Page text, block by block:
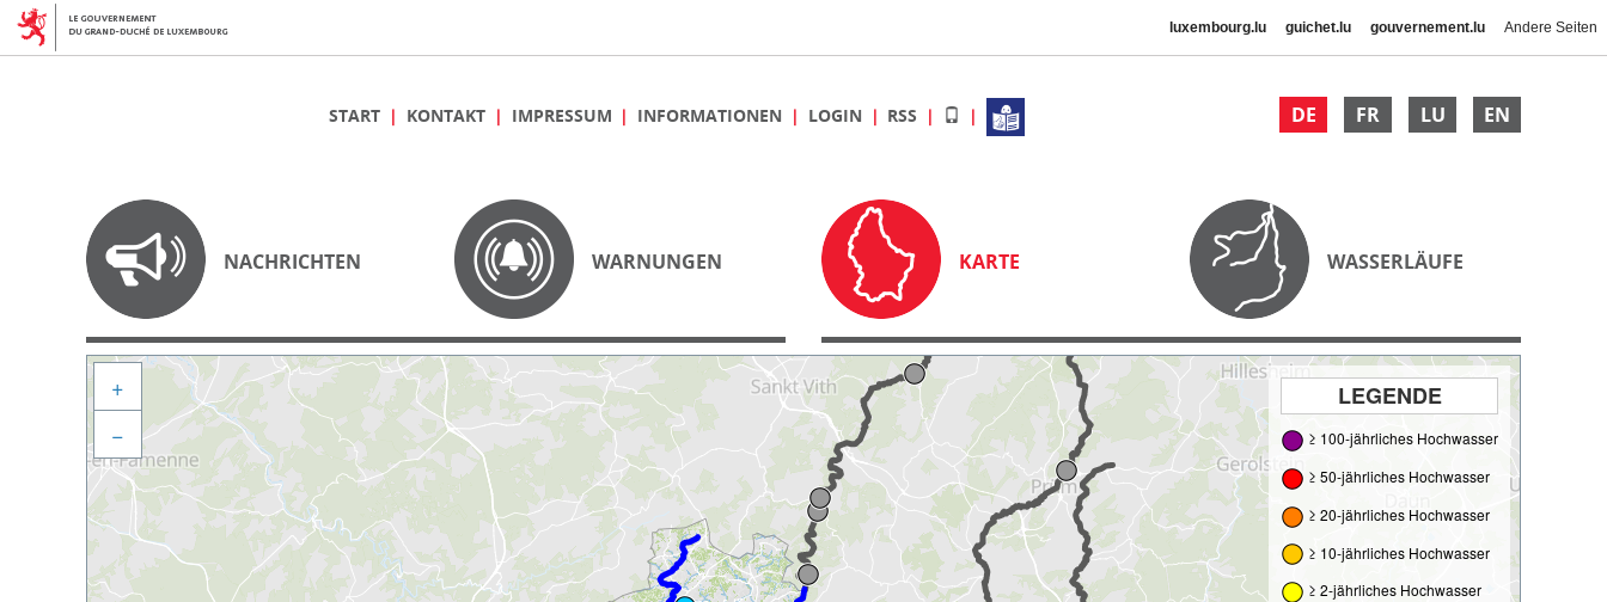
luxembourg.lu guichet.lu gouvernement.lu Andere Seiten
DE FR LU EN
START KONTAKT IMPRESSUM INFORMATIONEN LOGIN RSS
NACHRICHTEN WARNUNGEN KARTE WASSERLÄUFE
LEGENDE
≥ 100-jährliches Hochwasser
≥ 50-jährliches Hochwasser
≥ 20-jährliches Hochwasser
≥ 10-jährliches Hochwasser
≥ 2-jährliches Hochwasser
+
−